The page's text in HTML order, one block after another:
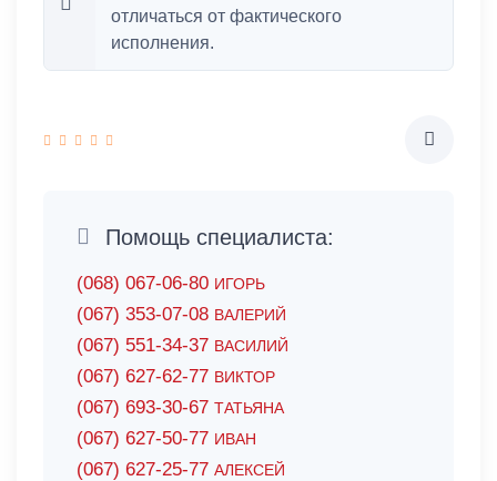
отличаться от фактического
исполнения.
Помощь специалиста:
(068) 067-06-80 ИГОРЬ
(067) 353-07-08 ВАЛЕРИЙ
(067) 551-34-37 ВАСИЛИЙ
(067) 627-62-77 ВИКТОР
(067) 693-30-67 ТАТЬЯНА
(067) 627-50-77 ИВАН
(067) 627-25-77 АЛЕКСЕЙ